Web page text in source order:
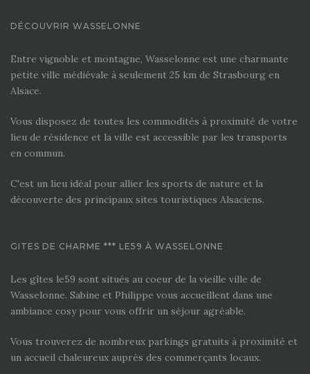
DÉCOUVRIR WASSELONNE
Entre vignoble et montagne, Wasselonne est une charmante
petite ville médiévale à seulement 25 km de Strasbourg en
Alsace.
Vous disposez de toutes les commodités à proximité de votre
lieu de résidence et la ville est accessible par les transports
en commun.
C'est un lieu idéal pour allier les sports de nature et la
découverte des principaux sites touristiques Alsaciens.
GITES DE CHARME *** LE59 À WASSELONNE
Les gîtes le59 sont situés au coeur de la vieille ville de
Wasselonne. Sabine et Philippe vous accueillent dans une
ambiance cosy pour vous offrir un séjour agréable.
Vous trouverez de nombreux parkings gratuits à proximité et
un accueil chaleureux auprès des commerçants locaux.